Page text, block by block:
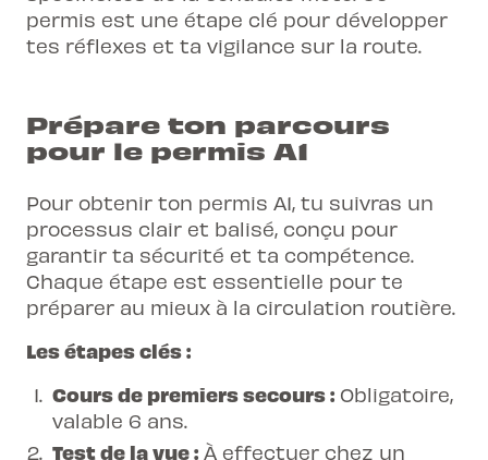
permis est une étape clé pour développer
tes réflexes et ta vigilance sur la route.
Prépare ton parcours
pour le permis A1
Pour obtenir ton permis A1, tu suivras un
processus clair et balisé, conçu pour
garantir ta sécurité et ta compétence.
Chaque étape est essentielle pour te
préparer au mieux à la circulation routière.
Les étapes clés :
Cours de premiers secours : Obligatoire,
valable 6 ans.
Test de la vue : À effectuer chez un